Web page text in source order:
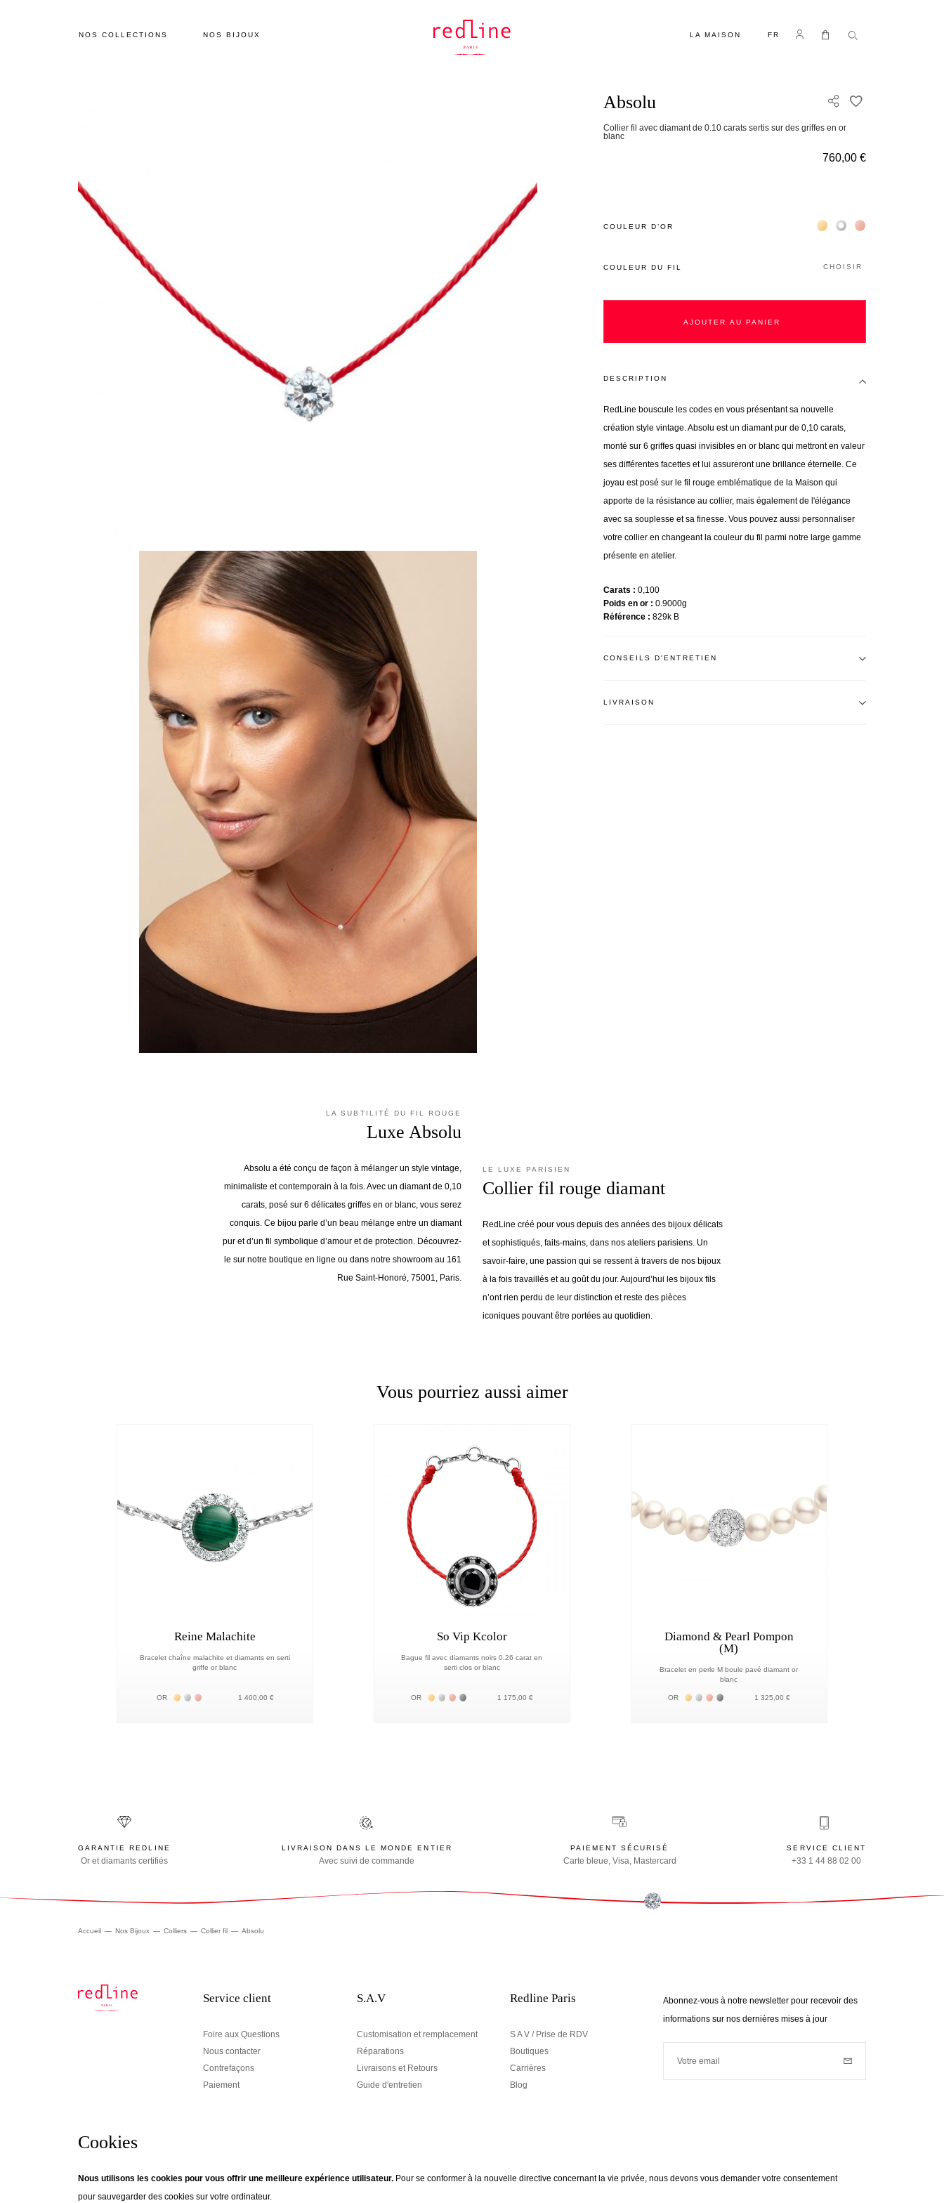
Cookies
Nous utilisons les cookies pour vous offrir une meilleure expérience utilisateur. Pour se conformer à la nouvelle directive concernant la vie privée, nous devons vous demander votre consentement
pour sauvegarder des cookies sur votre ordinateur.
NOS COLLECTIONS NOS BIJOUX LA MAISON FR Se connecter
Mon panier
Absolu
Collier fil avec diamant de 0.10 carats sertis sur des griffes en or
blanc
760,00 €
COULEUR D’OR Жёлтое золото 18К
Белое золото 18К
Розовое золото
COULEUR DU FIL CHOISIR
AJOUTER AU PANIER
DESCRIPTION
RedLine bouscule les codes en vous présentant sa nouvelle
création style vintage. Absolu est un diamant pur de 0,10 carats,
monté sur 6 griffes quasi invisibles en or blanc qui mettront en valeur
ses différentes facettes et lui assureront une brillance éternelle. Ce
joyau est posé sur le fil rouge emblématique de la Maison qui
apporte de la résistance au collier, mais également de l'élégance
avec sa souplesse et sa finesse. Vous pouvez aussi personnaliser
votre collier en changeant la couleur du fil parmi notre large gamme
présente en atelier.
Carats
0,100
Poids en or
0.9000g
Référence
829k B
CONSEILS D'ENTRETIEN
LIVRAISON
LA SUBTILITÉ DU FIL ROUGE
Luxe Absolu
Absolu a été conçu de façon à mélanger un style vintage,
minimaliste et contemporain à la fois. Avec un diamant de 0,10
carats, posé sur 6 délicates griffes en or blanc, vous serez
conquis. Ce bijou parle d’un beau mélange entre un diamant
pur et d’un fil symbolique d’amour et de protection. Découvrez-
le sur notre boutique en ligne ou dans notre showroom au 161
Rue Saint-Honoré, 75001, Paris.
LE LUXE PARISIEN
Collier fil rouge diamant
RedLine créé pour vous depuis des années des bijoux délicats
et sophistiqués, faits-mains, dans nos ateliers parisiens. Un
savoir-faire, une passion qui se ressent à travers de nos bijoux
à la fois travaillés et au goût du jour. Aujourd’hui les bijoux fils
n’ont rien perdu de leur distinction et reste des pièces
iconiques pouvant être portées au quotidien.
Vous pourriez aussi aimer
Reine Malachite
Bracelet chaîne malachite et diamants en serti
griffe or blanc
OR Жёлтое золото 18К
Белое золото 18К
Розовое золото 18К
1 400,00 €
So Vip Kcolor
Bague fil avec diamants noirs 0.26 carat en
serti clos or blanc
OR Жёлтое золото 18К
Белое золото 18К
Розовое золото 18К
Чёрное золото 18К
1 175,00 €
Diamond & Pearl Pompon
(M)
Bracelet en perle M boule pavé diamant or
blanc
OR Жёлтое золото 18К
Белое золото 18К
Розовое золото 18К
Чёрное золото 18К
1 325,00 €
GARANTIE REDLINE
Or et diamants certifiés
LIVRAISON DANS LE MONDE ENTIER
Avec suivi de commande
PAIEMENT SÉCURISÉ
Carte bleue, Visa, Mastercard
SERVICE CLIENT
+33 1 44 88 02 00
Accueil Nos Bijoux Colliers Collier fil Absolu
Service client
Foire aux Questions
Nous contacter
Contrefaçons
Paiement
S.A.V
Customisation et remplacement
Réparations
Livraisons et Retours
Guide d'entretien
Redline Paris
S A V / Prise de RDV
Boutiques
Carrières
Blog
Abonnez-vous à notre newsletter pour recevoir des
informations sur nos dernières mises à jour
Votre email
Newsletter
Votre adresse email